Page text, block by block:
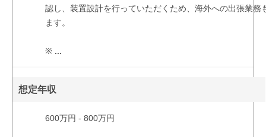
認し、装置設計を行っていただくため、海外への出張業務
ます。
※
想定年収
600万円 - 800万円